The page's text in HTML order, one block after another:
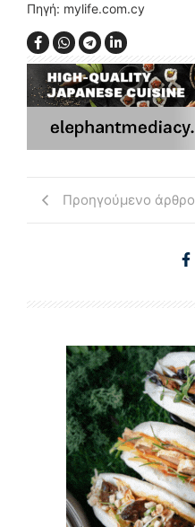
Πηγή: mylife.com.cy
Προηγούμενο άρθρο